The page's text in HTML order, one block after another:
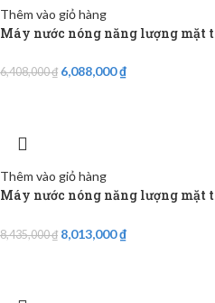
Thêm vào giỏ hàng
Máy nước nóng năng lượng mặt
6,408,000₫ 6,088,000₫
Thêm vào giỏ hàng
Máy nước nóng năng lượng mặt
8,435,000₫ 8,013,000₫